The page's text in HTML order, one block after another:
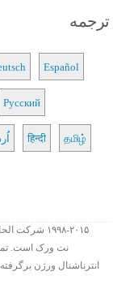
ترجمه
Español
Русский
हिन्दी தமிழ்
۱۹۹۸-۲۰۱۵